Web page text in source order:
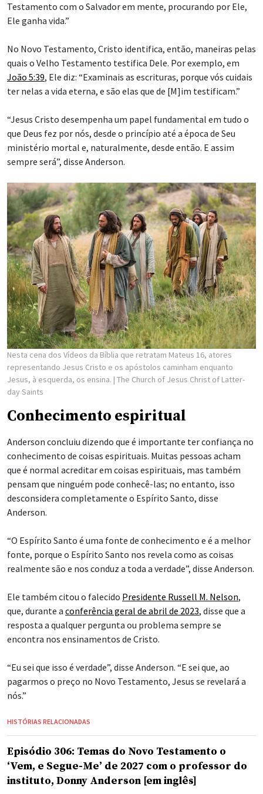
Testamento com o Salvador em mente, procurando por Ele,
Ele ganha vida.”
No Novo Testamento, Cristo identifica, então, maneiras pelas
quais o Velho Testamento testifica Dele. Por exemplo, em
João 5:39, Ele diz: “Examinais as escrituras, porque vós cuidais
ter nelas a vida eterna, e são elas que de [M]im testificam.”
“Jesus Cristo desempenha um papel fundamental em tudo o
que Deus fez por nós, desde o princípio até a época de Seu
ministério mortal e, naturalmente, desde então. E assim
sempre será”, disse Anderson.
Nesta cena dos Vídeos da Bíblia que retratam Mateus 16, atores
representando Jesus Cristo e os apóstolos caminham enquanto
Jesus, à esquerda, os ensina. | The Church of Jesus Christ of Latter-
day Saints
Conhecimento espiritual
Anderson concluiu dizendo que é importante ter confiança no
conhecimento de coisas espirituais. Muitas pessoas acham
que é normal acreditar em coisas espirituais, mas também
pensam que ninguém pode conhecê-las; no entanto, isso
desconsidera completamente o Espírito Santo, disse
Anderson.
“O Espírito Santo é uma fonte de conhecimento e é a melhor
fonte, porque o Espírito Santo nos revela como as coisas
realmente são e nos conduz a toda a verdade”, disse Anderson.
Ele também citou o falecido Presidente Russell M. Nelson,
que, durante a conferência geral de abril de 2023, disse que a
resposta a qualquer pergunta ou problema sempre se
encontra nos ensinamentos de Cristo.
“Eu sei que isso é verdade”, disse Anderson. “E sei que, ao
pagarmos o preço no Novo Testamento, Jesus se revelará a
nós.”
HISTÓRIAS RELACIONADAS
Episódio 306: Temas do Novo Testamento o
‘Vem, e Segue-Me’ de 2027 com o professor do
instituto, Donny Anderson [em inglês]